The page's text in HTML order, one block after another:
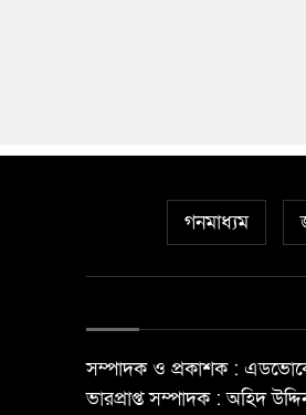
গনমাধ্যম
সম্পাদক ও প্রকাশক :
ভারপ্রাপ্ত সম্পাদক : অহিদ